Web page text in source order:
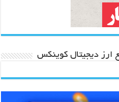
دیجیتال کوینکس